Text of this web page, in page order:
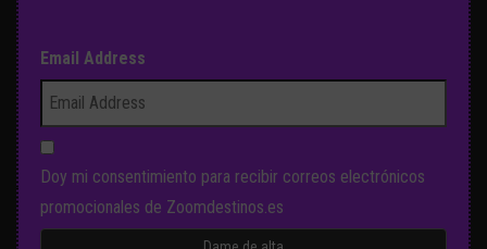
Email Address
Doy mi consentimiento para recibir correos electrónicos
promocionales de Zoomdestinos.es